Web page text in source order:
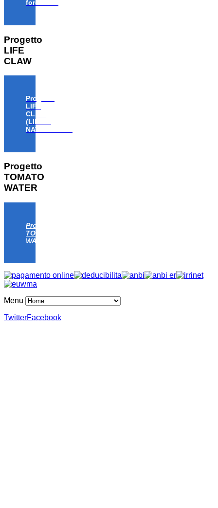
forestale”
Progetto
LIFE
CLAW
Progetto
LIFE
CLAW
(LIFE18
NAT/IT/000806)
Progetto
TOMATO
WATER
Progetto
TOMATO
WATER
Menu
TwitterFacebook